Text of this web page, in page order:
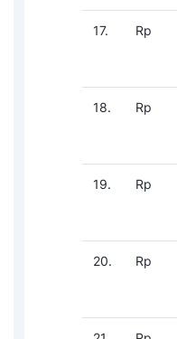
17. Rp
18. Rp
19. Rp
20. Rp